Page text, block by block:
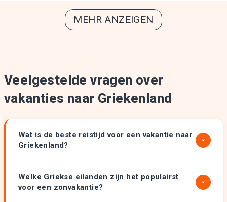
MEHR ANZEIGEN
Veelgestelde vragen over
vakanties naar Griekenland
Wat is de beste reistijd voor een vakantie naar
Griekenland?
Welke Griekse eilanden zijn het populairst
voor een zonvakantie?